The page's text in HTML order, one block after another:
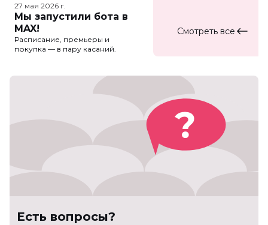
27 мая 2026 г.
Мы запустили бота в
MAX!
Расписание, премьеры и
покупка — в пару касаний.
Смотреть все
Есть вопросы?